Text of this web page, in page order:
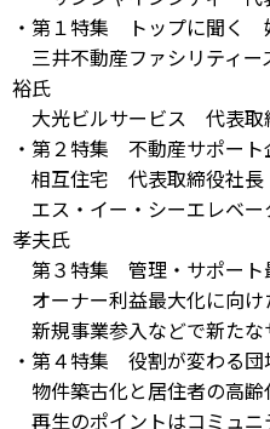
・第１特集 トップに聞く
三井不動産ファシリティ
裕氏
大光ビルサービス 代表
・第２特集 不動産サポート
相互住宅 代表取締役社
エス・イー・シーエレベ
孝夫氏
第３特集 管理・サポート
オーナー利益最大化に向け
新規事業参入などで新たな
・第４特集 役割が変わる団
物件築古化と居住者の高齢
再生のポイントはコミュニ